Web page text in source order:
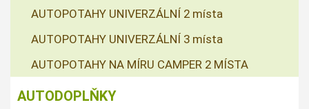
AUTOPOTAHY UNIVERZÁLNÍ 2 místa
AUTOPOTAHY UNIVERZÁLNÍ 3 místa
AUTOPOTAHY NA MÍRU CAMPER 2 MÍSTA
AUTODOPLŇKY